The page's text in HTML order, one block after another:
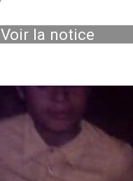
Voir la notice